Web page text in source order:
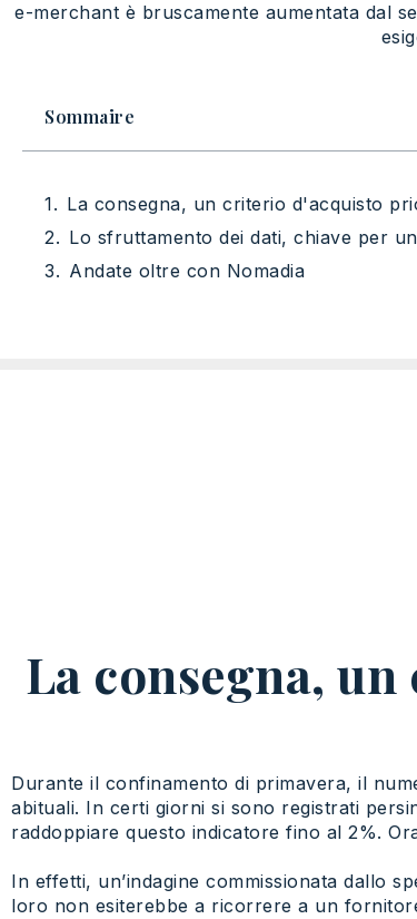
e-merchant è bruscamente aumentata dal
Sommaire
La consegna, un criterio d'acquisto
Lo sfruttamento dei dati, chiave per
Andate oltre con Nomadia
La consegna,
Durante il confinamento di primavera, il
abituali. In certi giorni si sono registrati
raddoppiare questo indicatore fino al 2%.
In effetti, un’indagine commissionata dallo
loro non esiterebbe a ricorrere a un